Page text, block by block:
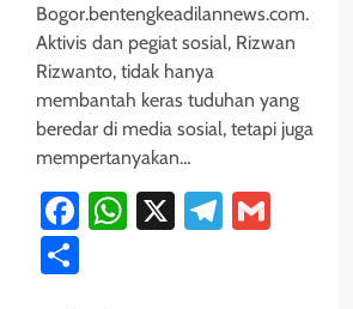
Bogor.bentengkeadilannews.com.
Aktivis dan pegiat sosial, Rizwan
Rizwanto, tidak hanya
membantah keras tuduhan yang
beredar di media sosial, tetapi juga
mempertanyakan…
Facebook
WhatsApp
X
Share